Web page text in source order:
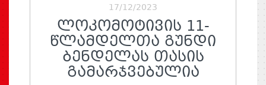
17/12/2023
ᲚᲝᲙᲝᲛᲝᲢᲘᲕᲘᲡ 11-
ᲬᲚᲐᲛᲓᲔᲚᲗᲐ ᲒᲣᲜᲓᲘ
ᲑᲔᲜᲓᲔᲚᲐᲡ ᲗᲐᲡᲘᲡ
ᲒᲐᲛᲐᲠᲯᲕᲔᲑᲣᲚᲘᲐ